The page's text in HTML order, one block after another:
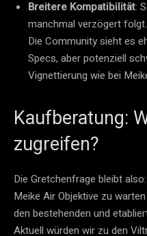
Breitere Kompatibilität:
manchmal verzögert folgt.
Die Community sieht es
Specs, aber potenziell
Vignettierung wie bei
Kaufberatung:
zugreifen?
Die Gretchenfrage bleibt
Meike Air Objektive zu
den bestehenden und
Aktuell würden wir zu den